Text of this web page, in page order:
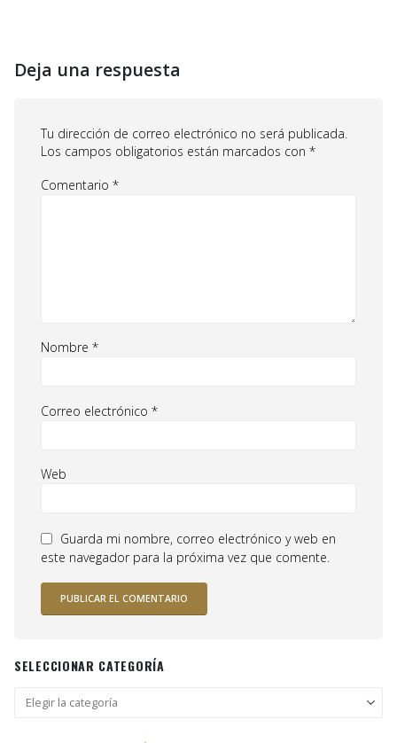
Deja una respuesta
Tu dirección de correo electrónico no será publicada.
Los campos obligatorios están marcados con *
Comentario *
Nombre *
Correo electrónico *
Web
Guarda mi nombre, correo electrónico y web en
este navegador para la próxima vez que comente.
SELECCIONAR CATEGORÍA
Seleccionar
categoría